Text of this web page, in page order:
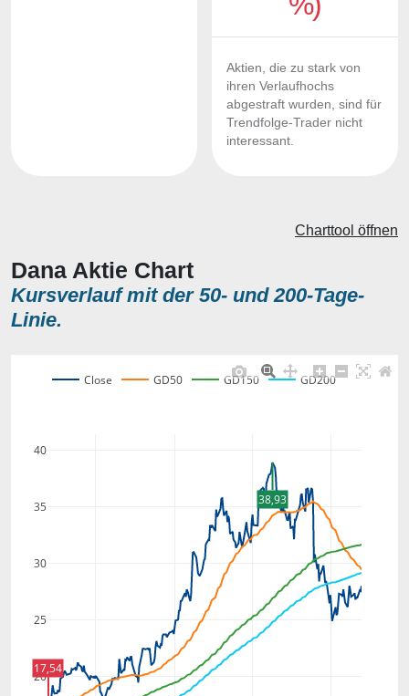
Aktien, die zu stark von
ihren Verlaufhochs
abgestraft wurden, sind für
Trendfolge-Trader nicht
interessant.
Dana Aktie Chart
Kursverlauf mit der 50- und 200-Tage-
Linie.
Charttool öffnen
20
25
30
35
40
Close GD50 GD150 GD200
38,93
17,54